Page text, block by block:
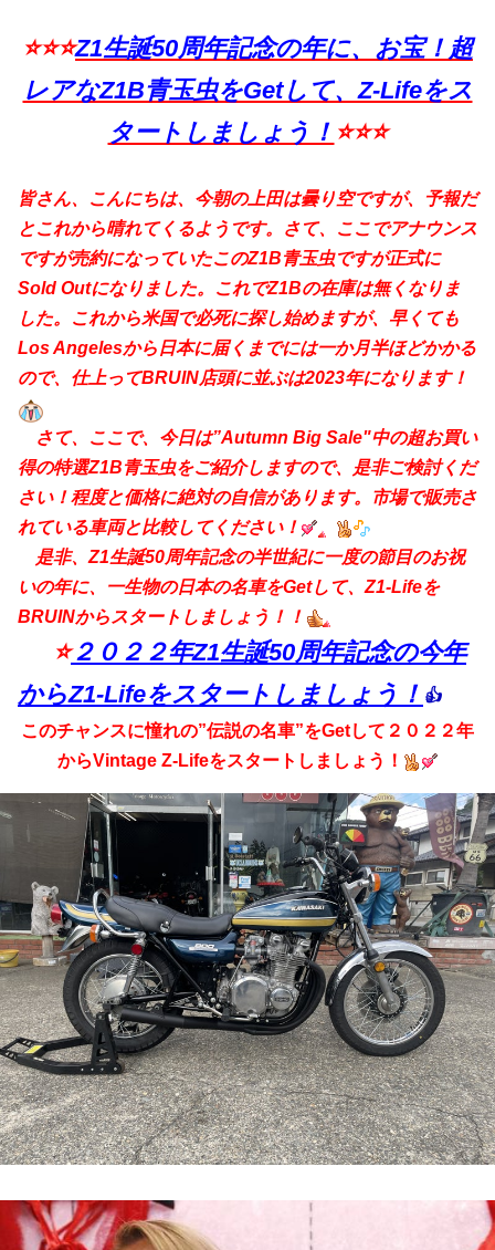
⭐️⭐⭐Z1生誕50周年記念の年に、お宝！超
レアなZ1B青玉虫をGetして、Z-Lifeをス
タートしましょう！ ⭐️⭐⭐
皆さん、こんにちは、今朝の上田は曇り空ですが、予報だ
とこれから晴れてくるようです。さて、ここでアナウンス
ですが売約になっていたこのZ1B青玉虫ですが正式に
Sold Outになりました。これでZ1Bの在庫は無くなりま
した。これから米国で必死に探し始めますが、早くても
Los Angelesから日本に届くまでには一か月半ほどかかる
ので、仕上ってBRUIN店頭に並ぶは2023年になります！
さて、ここで、今日は”Autumn Big Sale"中の超お買い
得の特選Z1B青玉虫をご紹介しますので、是非ご検討くだ
さい！程度と価格に絶対の自信があります。市場で販売さ
れている車両と比較してください！
是非、 Z1生誕50周年記念の半世紀に一度の節目のお祝
いの年に、一生物の日本の名車をGetして、Z1-Lifeを
BRUINからスタートしましょう！！
⭐２０２２年Z1生誕50周年記念の今年
からZ1-Lifeをスタートしましょう！ 👍
このチャンスに憧れの”伝説の名車”をGetして２０２２年
からVintage Z-Lifeをスタートしましょう！